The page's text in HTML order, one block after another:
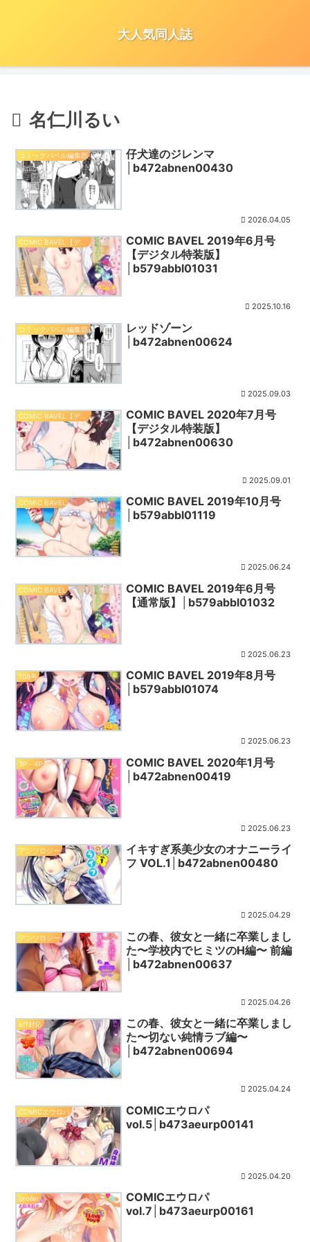
大人気同人誌
名仁川るい
コミックバベル編集部
仔犬達のジレンマ
│b472abnen00430
2026.04.05
COMIC BAVEL 2019年6月号
【デジタル特装版】
│b579abbl01031
2025.10.16
コミックバベル編集部
レッドゾーン
│b472abnen00624
2025.09.03
COMIC BAVEL 2020年7月号
【デジタル特装版】
│b472abnen00630
2025.09.01
COMIC BAVEL
COMIC BAVEL 2019年10月号
│b579abbl01119
2025.06.24
COMIC BAVEL
COMIC BAVEL 2019年6月号
【通常版】│b579abbl01032
2025.06.23
108号
COMIC BAVEL 2019年8月号
│b579abbl01074
2025.06.23
3P・4P
COMIC BAVEL 2020年1月号
│b472abnen00419
2025.06.23
アンソロジー
イキすぎ系美少女のオナニーライ
フ VOL.1│b472abnen00480
2025.04.29
アンソロジー
この春、彼女と一緒に卒業しまし
た〜学校内でヒミツのH編〜 前編
│b472abnen00637
2025.04.26
aff対応
この春、彼女と一緒に卒業しまし
た〜切ない純情ラブ編〜
│b472abnen00694
2025.04.24
COMICエウロパ
COMICエウロパ
vol.5│b473aeurp00141
2025.04.20
broiler
COMICエウロパ
vol.7│b473aeurp00161